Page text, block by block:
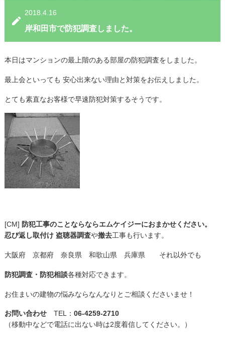
2018.4.16
岸和田市で防犯調査しました。
本日はマンションの最上階のある部屋の防犯調査をしました。
最上会といっても 安心出来ない理由と対策をお伝えしました。
とても素直なお客様で早速防犯対策するそうです。
[CM] 防犯工事のことならならエムケイジーにおまかせください。
忍び返し取付け 盗聴器調査や撤去工事も行います。
大阪府 京都府 奈良県 和歌山県 兵庫県 それ以外でも
防犯調査・防犯相談各種対応できます。
お住まいの建物の悩みならなんなりとご相談くださいませ！
お問い合わせTEL： 06-4259-2710
（移動中などで電話に出ない時は2度着信してください。）